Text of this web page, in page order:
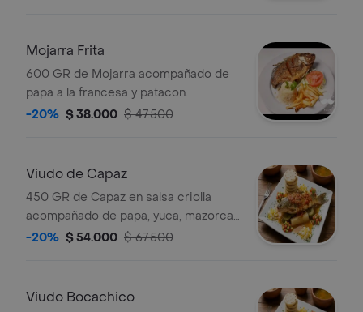
Mojarra Frita
600 GR de Mojarra acompañado de
papa a la francesa y patacon.
-20% $ 38.000 $ 47.500
Viudo de Capaz
450 GR de Capaz en salsa criolla
acompañado de papa, yuca, mazorca,
aguacate, consome y arroz blanco.
-20% $ 54.000 $ 67.500
Viudo Bocachico